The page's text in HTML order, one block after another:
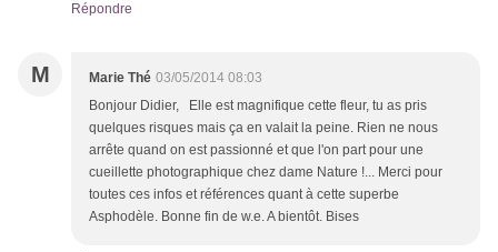
Répondre
M Marie Thé 03/05/2014 08:03
Bonjour Didier, Elle est magnifique cette fleur, tu as pris
quelques risques mais ça en valait la peine. Rien ne nous
arrête quand on est passionné et que l'on part pour une
cueillette photographique chez dame Nature !... Merci pour
toutes ces infos et références quant à cette superbe
Asphodèle. Bonne fin de w.e. A bientôt. Bises